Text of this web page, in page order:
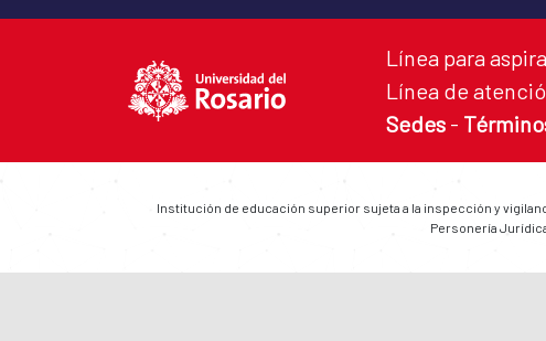
Línea para
Línea de
Sedes -
Institución de educación superior sujeta a la inspección y
Personería